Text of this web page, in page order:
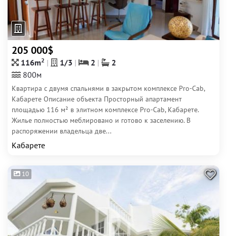
205 000$
116m2 1/3 2
2
800м
Квартира с двумя спальнями в закрытом комплексе Pro-Cab,
Кабарете Описание объекта Просторный апартамент
площадью 116 м² в элитном комплексе Pro-Cab, Кабарете.
Жилье полностью меблировано и готово к заселению. В
распоряжении владельца две...
Кабарете
10